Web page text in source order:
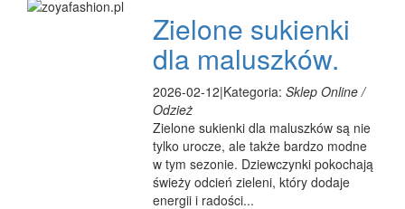
Zielone sukienki
dla maluszków.
2026-02-12|Kategoria:Sklep Online /
Odzież
Zielone sukienki dla maluszków są nie
tylko urocze, ale także bardzo modne
w tym sezonie. Dziewczynki pokochają
świeży odcień zieleni, który dodaje
energii i radości...